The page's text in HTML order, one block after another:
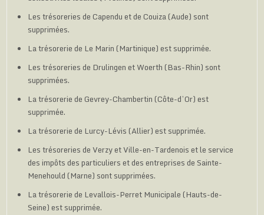
Les trésoreries de Capendu et de Couiza (Aude) sont
supprimées.
La trésorerie de Le Marin (Martinique) est supprimée.
Les trésoreries de Drulingen et Woerth (Bas-Rhin) sont
supprimées.
La trésorerie de Gevrey-Chambertin (Côte-d’Or) est
supprimée.
La trésorerie de Lurcy-Lévis (Allier) est supprimée.
Les trésoreries de Verzy et Ville-en-Tardenois et le service
des impôts des particuliers et des entreprises de Sainte-
Menehould (Marne) sont supprimées.
La trésorerie de Levallois-Perret Municipale (Hauts-de-
Seine) est supprimée.